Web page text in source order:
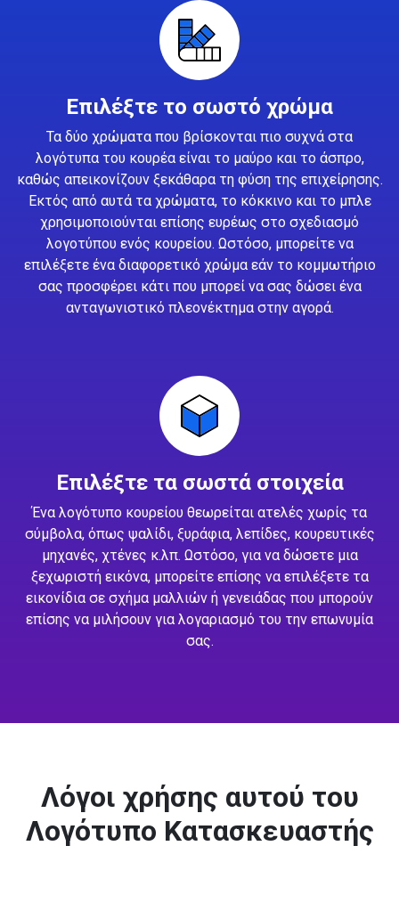
Επιλέξτε το σωστό χρώμα
Τα δύο χρώματα που βρίσκονται πιο συχνά στα
λογότυπα του κουρέα είναι το μαύρο και το άσπρο,
καθώς απεικονίζουν ξεκάθαρα τη φύση της επιχείρησης.
Εκτός από αυτά τα χρώματα, το κόκκινο και το μπλε
χρησιμοποιούνται επίσης ευρέως στο σχεδιασμό
λογοτύπου ενός κουρείου. Ωστόσο, μπορείτε να
επιλέξετε ένα διαφορετικό χρώμα εάν το κομμωτήριο
σας προσφέρει κάτι που μπορεί να σας δώσει ένα
ανταγωνιστικό πλεονέκτημα στην αγορά.
Επιλέξτε τα σωστά στοιχεία
Ένα λογότυπο κουρείου θεωρείται ατελές χωρίς τα
σύμβολα, όπως ψαλίδι, ξυράφια, λεπίδες, κουρευτικές
μηχανές, χτένες κ.λπ. Ωστόσο, για να δώσετε μια
ξεχωριστή εικόνα, μπορείτε επίσης να επιλέξετε τα
εικονίδια σε σχήμα μαλλιών ή γενειάδας που μπορούν
επίσης να μιλήσουν για λογαριασμό του την επωνυμία
σας.
Λόγοι χρήσης αυτού του
Λογότυπο Κατασκευαστής